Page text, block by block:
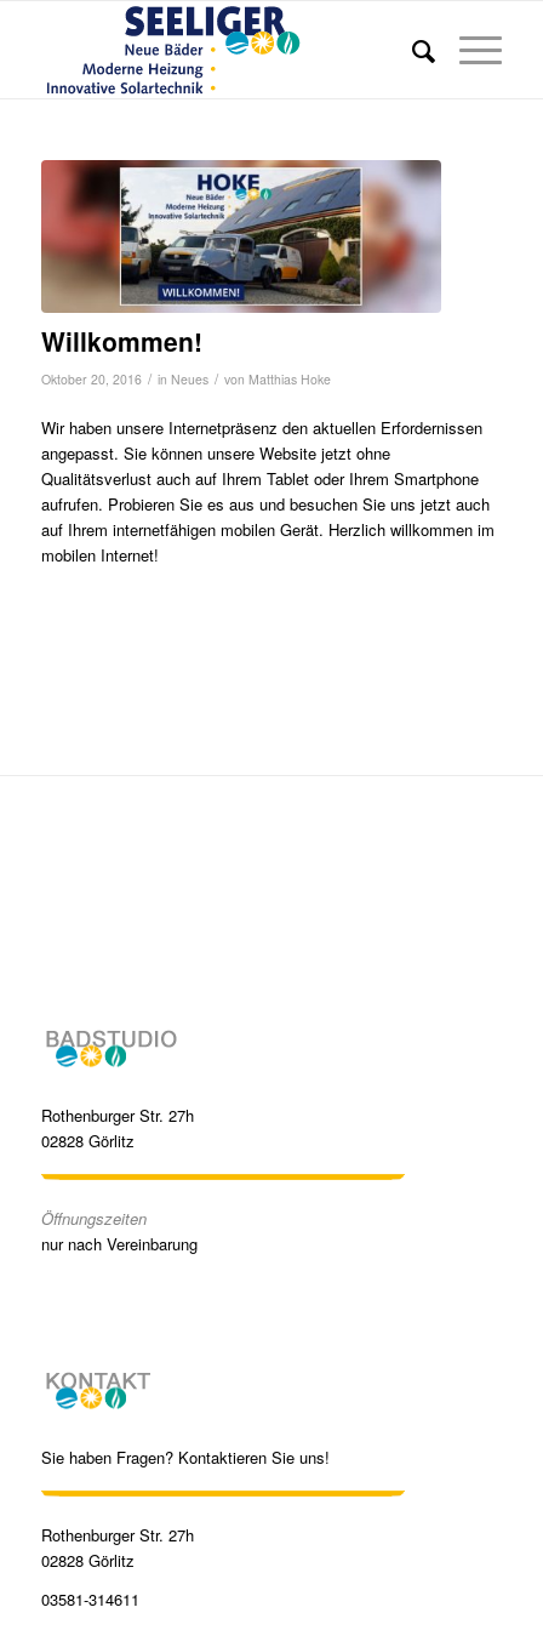
Willkommen!
Oktober 20, 2016 / in Neues / von Matthias Hoke
Wir haben unsere Internetpräsenz den aktuellen Erfordernissen
angepasst. Sie können unsere Website jetzt ohne
Qualitätsverlust auch auf Ihrem Tablet oder Ihrem Smartphone
aufrufen. Probieren Sie es aus und besuchen Sie uns jetzt auch
auf Ihrem internetfähigen mobilen Gerät. Herzlich willkommen im
mobilen Internet!
Rothenburger Str. 27h
02828 Görlitz
Öffnungszeiten
nur nach Vereinbarung
Sie haben Fragen? Kontaktieren Sie uns!
Rothenburger Str. 27h
02828 Görlitz
03581-314611